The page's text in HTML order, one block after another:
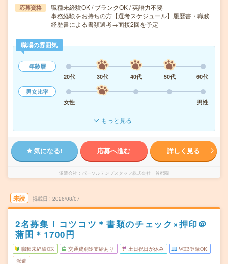
応募資格
職種未経験OK / ブランクOK / 英語力不要
事務経験をお持ちの方【選考スケジュール】履歴書・職務
経歴書による書類選考→面接2回を予定
職場の雰囲気
年齢層
20代
30代 40代 50代
60代
男女比率
女性
男性
もっと見る
気になる! 応募へ進む 詳しく見る
派遣会社 パーソルテンプスタッフ株式会社 首都圏
未読 掲載日 2026/08/07
2名募集！コツコツ＊書類のチェック×押印＠
蒲田＊1700円
職種未経験OK 交通費別途支給あり 土日祝日が休み WEB登録OK
派遣